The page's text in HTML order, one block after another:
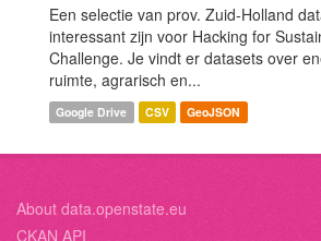
Een selectie van prov. Zuid-Holland
interessant zijn voor Hacking for
Challenge. Je vindt er datasets over
ruimte, agrarisch en...
Google Drive CSV GeoJSON
About data.openstate.eu
CKAN API